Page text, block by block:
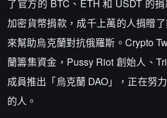
了官方的 BTC、ETH 和 USDT 的
加密貨幣捐款，成千上萬的人捐贈
來幫助烏克蘭對抗俄羅斯。Crypto
蘭籌集資金，Pussy Riot 創始人、
成員推出「烏克蘭 DAO」，正在努
的人。